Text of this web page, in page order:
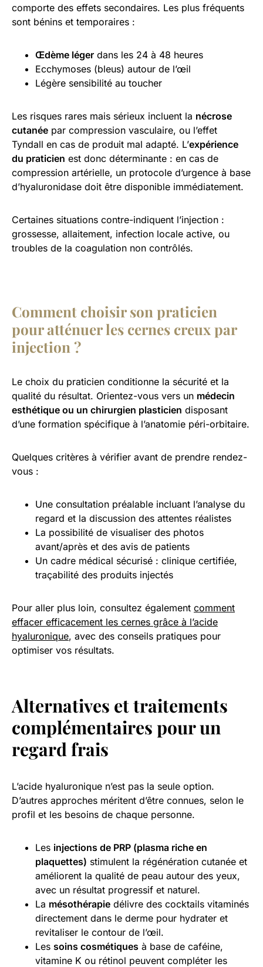
comporte des effets secondaires. Les plus fréquents
sont bénins et temporaires :
Œdème léger dans les 24 à 48 heures
Ecchymoses (bleus) autour de l’œil
Légère sensibilité au toucher
Les risques rares mais sérieux incluent la nécrose
cutanée par compression vasculaire, ou l’effet
Tyndall en cas de produit mal adapté. L’expérience
du praticien est donc déterminante : en cas de
compression artérielle, un protocole d’urgence à base
d’hyaluronidase doit être disponible immédiatement.
Certaines situations contre-indiquent l’injection :
grossesse, allaitement, infection locale active, ou
troubles de la coagulation non contrôlés.
Comment choisir son praticien
pour atténuer les cernes creux par
injection ?
Le choix du praticien conditionne la sécurité et la
qualité du résultat. Orientez-vous vers un médecin
esthétique ou un chirurgien plasticien disposant
d’une formation spécifique à l’anatomie péri-orbitaire.
Quelques critères à vérifier avant de prendre rendez-
vous :
Une consultation préalable incluant l’analyse du
regard et la discussion des attentes réalistes
La possibilité de visualiser des photos
avant/après et des avis de patients
Un cadre médical sécurisé : clinique certifiée,
traçabilité des produits injectés
Pour aller plus loin, consultez également comment
effacer efficacement les cernes grâce à l’acide
hyaluronique, avec des conseils pratiques pour
optimiser vos résultats.
Alternatives et traitements
complémentaires pour un
regard frais
L’acide hyaluronique n’est pas la seule option.
D’autres approches méritent d’être connues, selon le
profil et les besoins de chaque personne.
Les injections de PRP (plasma riche en
plaquettes) stimulent la régénération cutanée et
améliorent la qualité de peau autour des yeux,
avec un résultat progressif et naturel.
La mésothérapie délivre des cocktails vitaminés
directement dans le derme pour hydrater et
revitaliser le contour de l’œil.
Les soins cosmétiques à base de caféine,
vitamine K ou rétinol peuvent compléter les